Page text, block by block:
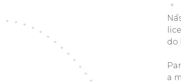
do
a